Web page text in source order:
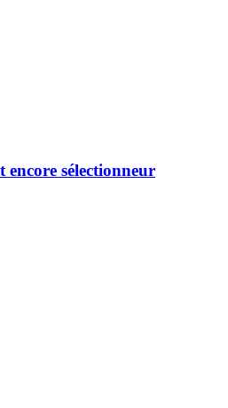
encore sélectionneur